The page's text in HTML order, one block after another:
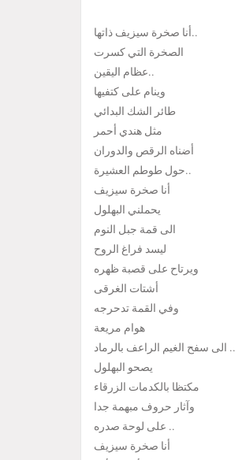
أنا صخرة سيزيف ذاتها..
الصخرة التي كسرت
عظام اليقين..
وينام على كتفيها
طائر الشك البدائي
مثل هندي أحمر
أضناه الرقص والدوران
حول طوطم العشيرة..
أنا صخرة سيزيف
يحملني البهلول
الى قمة جبل النوم
ليسد فراغ الروح
ويرتاح على قصبة ظهره
أشتات الغرقى
وفي القمة تدحرجه
هوام مريعة
الى سفح الغيم الراعف بالرماد ..
يصحو البهلول
مكتظا بالكدمات الزرقاء
وآثار حروف مبهمة جدا
على لوحة صدره ..
أنا صخرة سيزيف